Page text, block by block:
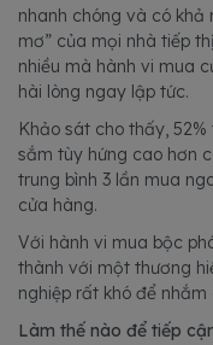
nhanh chóng và có
mơ” của mọi nhà tiếp
nhiều mà hành vi mua
hài lòng ngay lập tức.
Khảo sát cho thấy,
sắm tùy hứng cao hơn
trung bình 3 lần mua
cửa hàng.
Với hành vi mua bộc
thành với một thương
nghiệp rất khó để
Làm thế nào để tiếp